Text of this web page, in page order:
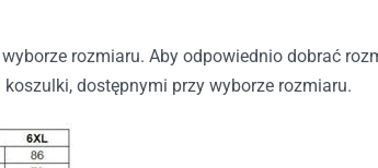
rozmiaru. Aby odpowiednio dobrać
dostępnymi przy wyborze rozmiaru.